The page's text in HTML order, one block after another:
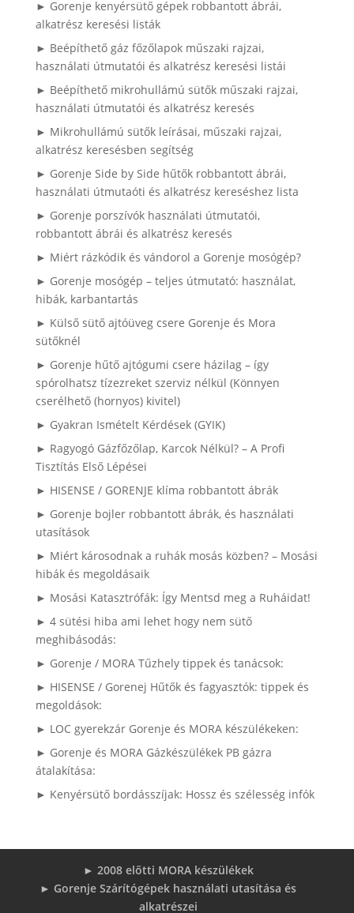
► Gorenje kenyérsütő gépek robbantott ábrái,
alkatrész keresési listák
► Beépíthető gáz főzőlapok műszaki rajzai,
használati útmutatói és alkatrész keresési listái
► Beépíthető mikrohullámú sütők műszaki rajzai,
használati útmutatói és alkatrész keresés
► Mikrohullámú sütők leírásai, műszaki rajzai,
alkatrész keresésben segítség
► Gorenje Side by Side hűtők robbantott ábrái,
használati útmutaóti és alkatrész kereséshez lista
► Gorenje porszívók használati útmutatói,
robbantott ábrái és alkatrész keresés
► Miért rázkódik és vándorol a Gorenje mosógép?
► Gorenje mosógép – teljes útmutató: használat,
hibák, karbantartás
► Külső sütő ajtóüveg csere Gorenje és Mora
sütőknél
► Gorenje hűtő ajtógumi csere házilag – így
spórolhatsz tízezreket szerviz nélkül (Könnyen
cserélhető (hornyos) kivitel)
► Gyakran Ismételt Kérdések (GYIK)
► Ragyogó Gázfőzőlap, Karcok Nélkül? – A Profi
Tisztítás Első Lépései
► HISENSE / GORENJE klíma robbantott ábrák
► Gorenje bojler robbantott ábrák, és használati
utasítások
► Miért károsodnak a ruhák mosás közben? – Mosási
hibák és megoldásaik
► Mosási Katasztrófák: Így Mentsd meg a Ruháidat!
► 4 sütési hiba ami lehet hogy nem sütő
meghibásodás:
► Gorenje / MORA Tűzhely tippek és tanácsok:
► HISENSE / Gorenej Hűtők és fagyasztók: tippek és
megoldások:
► LOC gyerekzár Gorenje és MORA készülékeken:
► Gorenje és MORA Gázkészülékek PB gázra
átalakítása:
► Kenyérsütő bordásszíjak: Hossz és szélesség infók
► 2008 előtti MORA készülékek
► Gorenje Szárítógépek használati utasítása és
alkatrészei